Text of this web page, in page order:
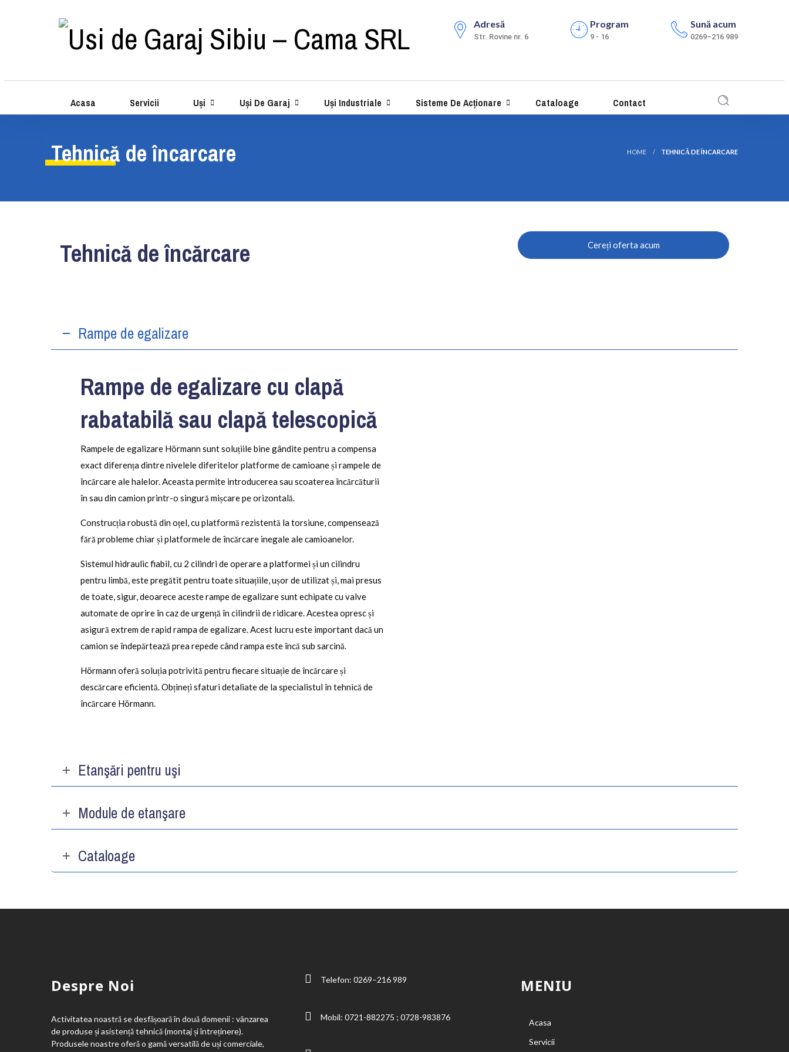
Adresă
Str. Rovine nr. 6
Program
9 - 16
Sună acum
0269–216 989
Acasa Servicii Uși Uși De Garaj Uși Industriale Sisteme De Acționare Cataloage Contact
Tehnică de încarcare HOME TEHNICĂ DE ÎNCARCARE
Tehnică de încărcare Cereți oferta acum
Rampe de egalizare
Rampe de egalizare cu clapă
rabatabilă sau clapă telescopică
Rampele de egalizare Hörmann sunt soluțiile bine gândite pentru a compensa
exact diferența dintre nivelele diferitelor platforme de camioane și rampele de
încărcare ale halelor. Aceasta permite introducerea sau scoaterea încărcăturii
în sau din camion printr-o singură mișcare pe orizontală.
Construcția robustă din oțel, cu platformă rezistentă la torsiune, compensează
fără probleme chiar și platformele de încărcare inegale ale camioanelor.
Sistemul hidraulic fiabil, cu 2 cilindri de operare a platformei și un cilindru
pentru limbă, este pregătit pentru toate situațiile, ușor de utilizat și, mai presus
de toate, sigur, deoarece aceste rampe de egalizare sunt echipate cu valve
automate de oprire în caz de urgență în cilindrii de ridicare. Acestea opresc și
asigură extrem de rapid rampa de egalizare. Acest lucru este important dacă un
camion se îndepărtează prea repede când rampa este încă sub sarcină.
Hörmann oferă soluția potrivită pentru fiecare situație de încărcare și
descărcare eficientă. Obțineți sfaturi detaliate de la specialistul în tehnică de
încărcare Hörmann.
Etanşări pentru uşi
Module de etanşare
Cataloage
Despre Noi
Activitatea noastră se desfășoară în două domenii : vânzarea
de produse și asistență tehnică (montaj și întreținere).
Produsele noastre oferă o gamă versatilă de uși comerciale,
Telefon:0269–216 989
Mobil:0721-882275 ;0728-983876
MENIU
Acasa
Servicii